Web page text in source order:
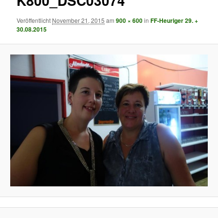
Veröffentlicht November 21, 2015 am900 × 600inFF-Heuriger 29. +
30.08.2015